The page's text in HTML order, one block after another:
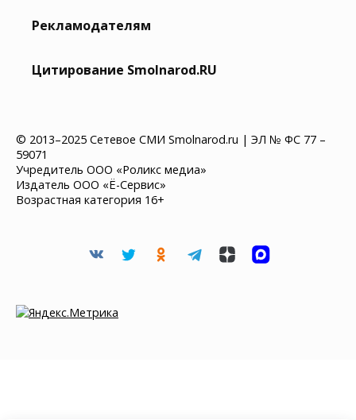
Рекламодателям
Цитирование Smolnarod.RU
© 2013–2025 Сетевое СМИ Smolnarod.ru | ЭЛ № ФС 77 –
59071
Учредитель ООО «Роликс медиа»
Издатель ООО «Ё-Сервис»
Возрастная категория 16+